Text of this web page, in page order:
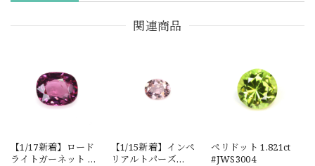
関連商品
【1/17新着】ロード
ライトガーネット タ
【1/15新着】インペ
リアルトパーズ
ペリドット 1.821ct
#JWS3004